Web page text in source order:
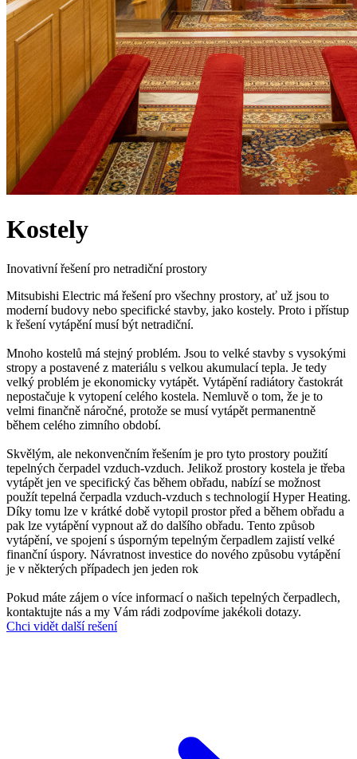
Kostely
Inovativní řešení pro netradiční prostory
Mitsubishi Electric má řešení pro všechny prostory, ať už jsou to
moderní budovy nebo specifické stavby, jako kostely. Proto i přístup
k řešení vytápění musí být netradiční.
Mnoho kostelů má stejný problém. Jsou to velké stavby s vysokými
stropy a postavené z materiálu s velkou akumulací tepla. Je tedy
velký problém je ekonomicky vytápět. Vytápění radiátory častokrát
nepostačuje k vytopení celého kostela. Nemluvě o tom, že je to
velmi finančně náročné, protože se musí vytápět permanentně
během celého zimního období.
Skvělým, ale nekonvenčním řešením je pro tyto prostory použití
tepelných čerpadel vzduch-vzduch. Jelikož prostory kostela je třeba
vytápět jen ve specifický čas během obřadu, nabízí se možnost
použít tepelná čerpadla vzduch-vzduch s technologií Hyper Heating.
Díky tomu lze v krátké době vytopil prostor před a během obřadu a
pak lze vytápění vypnout až do dalšího obřadu. Tento způsob
vytápění, ve spojení s úsporným tepelným čerpadlem zajistí velké
finanční úspory. Návratnost investice do nového způsobu vytápění
je v některých případech jen jeden rok
Pokud máte zájem o více informací o našich tepelných čerpadlech,
kontaktujte nás a my Vám rádi zodpovíme jakékoli dotazy.
Chci vidět další rešení